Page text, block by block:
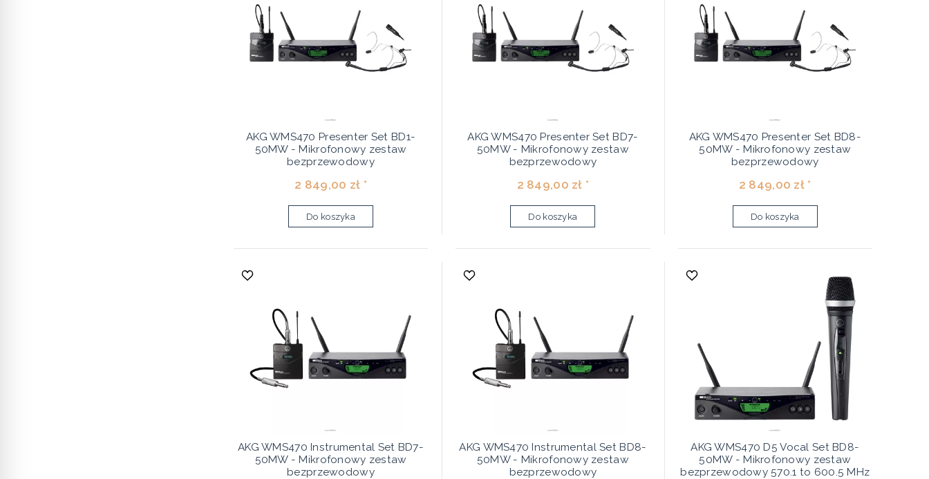
AKG WMS470 Presenter Set BD1-
50MW - Mikrofonowy zestaw
bezprzewodowy
2 849,00 zł *
Do koszyka
AKG WMS470 Presenter Set BD7-
50MW - Mikrofonowy zestaw
bezprzewodowy
2 849,00 zł *
Do koszyka
AKG WMS470 Presenter Set BD8-
50MW - Mikrofonowy zestaw
bezprzewodowy
2 849,00 zł *
Do koszyka
AKG WMS470 Instrumental Set BD7-
50MW - Mikrofonowy zestaw
bezprzewodowy
AKG WMS470 Instrumental Set BD8-
50MW - Mikrofonowy zestaw
bezprzewodowy
AKG WMS470 D5 Vocal Set BD8-
50MW - Mikrofonowy zestaw
bezprzewodowy 570.1 to 600.5 MHz